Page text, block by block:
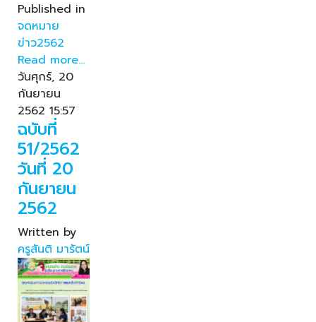
Published in
จดหมาย
ข่าว2562
Read more...
วันศุกร์, 20
กันยายน
2562 15:57
ฉบับที่
51/2562
วันที่ 20
กันยายน
2562
Written by
ครูสันติ มารัตน์